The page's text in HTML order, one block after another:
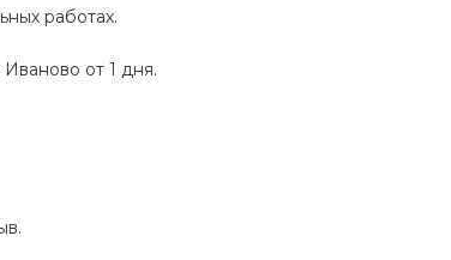
работах.
от 1 дня.